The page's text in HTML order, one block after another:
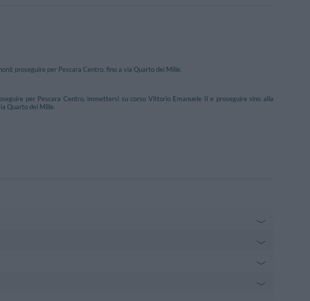
proseguire per Pescara Centro, fino a via Quarto dei Mille.
per Pescara Centro, immettersi su corso Vittorio Emanuele II e proseguire sino alla
Quarto dei Mille.